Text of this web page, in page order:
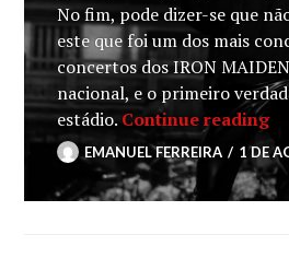
No fim, pode dizer-se que
este que foi um dos mais
concertos dos IRON
nacional, e o primeiro
estádio. Continue reading
EMANUEL FERREIRA 1 DE